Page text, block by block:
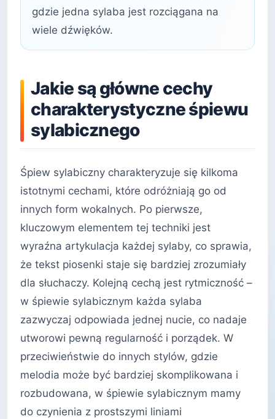
gdzie jedna sylaba jest rozciągana na
wiele dźwięków.
Jakie są główne cechy
charakterystyczne śpiewu
sylabicznego
Śpiew sylabiczny charakteryzuje się kilkoma
istotnymi cechami, które odróżniają go od
innych form wokalnych. Po pierwsze,
kluczowym elementem tej techniki jest
wyraźna artykulacja każdej sylaby, co sprawia,
że tekst piosenki staje się bardziej zrozumiały
dla słuchaczy. Kolejną cechą jest rytmiczność –
w śpiewie sylabicznym każda sylaba
zazwyczaj odpowiada jednej nucie, co nadaje
utworowi pewną regularność i porządek. W
przeciwieństwie do innych stylów, gdzie
melodia może być bardziej skomplikowana i
rozbudowana, w śpiewie sylabicznym mamy
do czynienia z prostszymi liniami